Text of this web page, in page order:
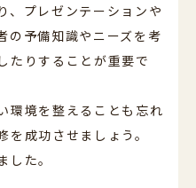
、プレゼンテーションや
の予備知識やニーズを考
たりすることが重要で
環境を整えることも忘れ
成功させましょう。
た。